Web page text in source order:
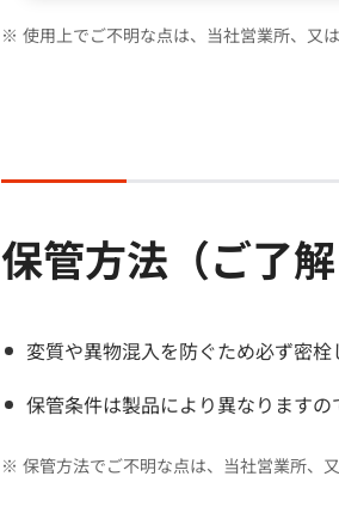
※ 使用上でご不明な点は、当社営業所、又
保管方法（ご了
変質や異物混入を防ぐため必ず密
保管条件は製品により異なります
※ 保管方法でご不明な点は、当社営業所、